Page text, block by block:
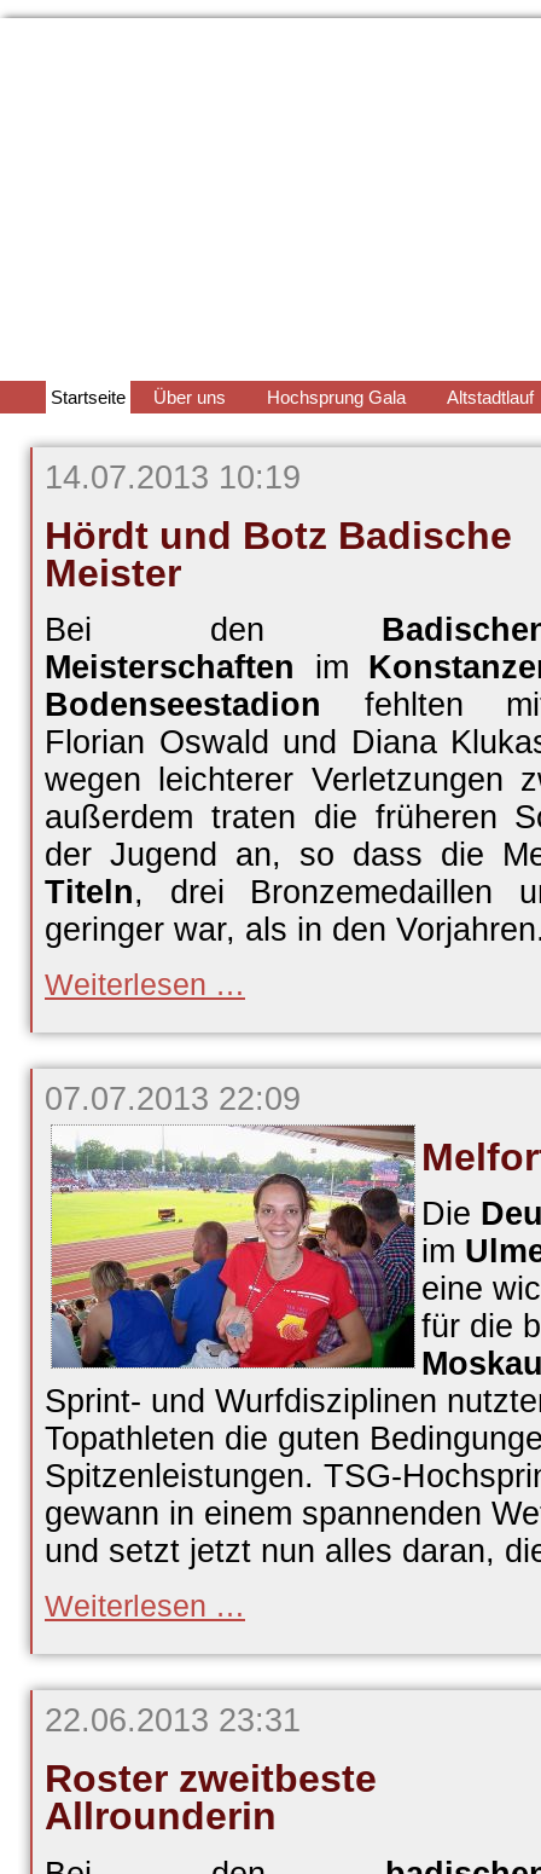
Navigation
überspringen
Startseite Über uns Hochsprung Gala Altstadtlauf
14.07.2013 10:19
Hördt und Botz Badische
Meister
Bei den
Meisterschaften im
Bodenseestadion fehlten
Florian Oswald und Diana
wegen leichterer Verletzungen
außerdem traten die früheren
der Jugend an, so dass die
Titeln, drei Bronzemedaillen
geringer war, als in den
Weiterlesen …und
Badische
Meister
07.07.2013 22:09
Die
im
eine
für die
Sprint- und Wurfdisziplinen
Topathleten die guten
Spitzenleistungen. TSG-
gewann in einem spannenden
und setzt jetzt nun alles daran,
Weiterlesen …gewinnt
Silber
22.06.2013 23:31
Roster zweitbeste
Allrounderin